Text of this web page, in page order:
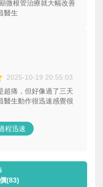
微根管治療就大幅改善
醫生
2025-10-19 20:55:03
超痛，但好像過了三天
醫生動作很迅速感覺很
程迅速
(83)